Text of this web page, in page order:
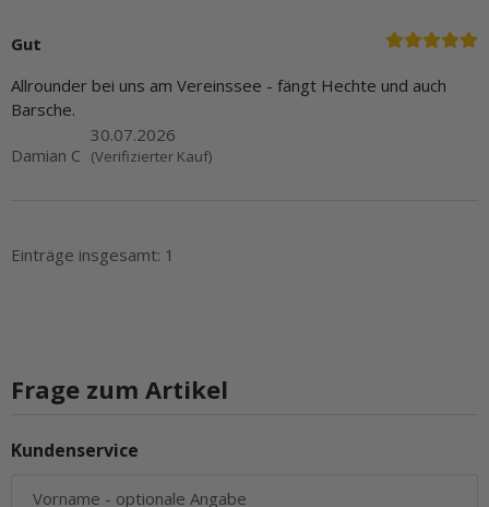
Gut
Allrounder bei uns am Vereinssee - fängt Hechte und auch
Barsche.
Damian C
30.07.2026
(Verifizierter Kauf)
Einträge insgesamt: 1
Frage zum Artikel
Kundenservice
Vorname - optionale Angabe